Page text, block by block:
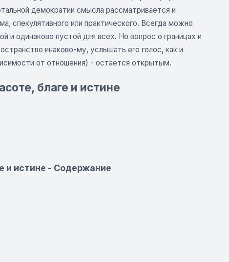
демократии смысла рассматривается и
спекулятивного или практического. Всегда можно
и одинаково пустой для всех. Но вопрос о границах и
инаково-му, услышать его голос, как и
от отношения) - остается открытым.
благе и истине
и истине - Содержание